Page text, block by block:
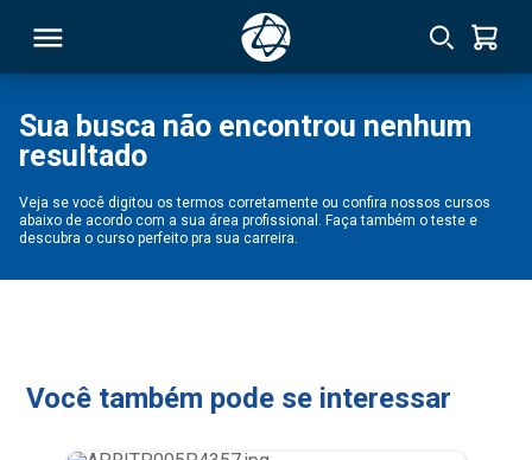
Sua busca não encontrou nenhum
resultado
Veja se você digitou os termos corretamente ou confira nossos cursos
abaixo de acordo com a sua área profissional. Faça também o teste e
descubra o curso perfeito pra sua carreira.
Você também pode se interessar